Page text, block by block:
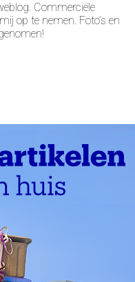
Commerciële
op te nemen. Foto’s en